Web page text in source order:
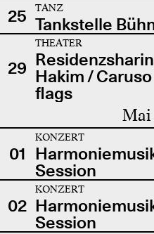
25
TANZ
Tankstelle
29
THEATER
Hakim /
flags
01
KONZERT
Session
02
KONZERT
Session